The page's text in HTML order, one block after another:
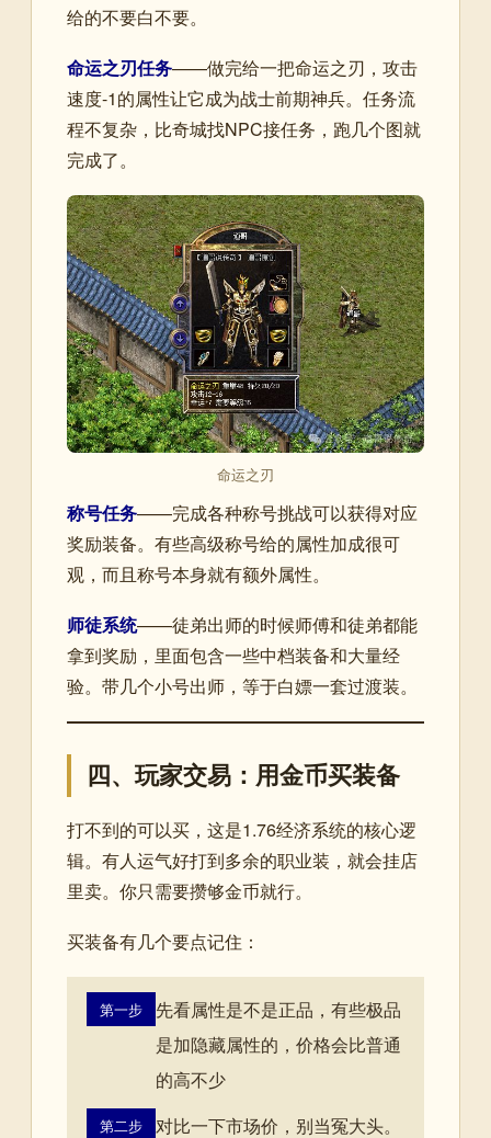
给的不要白不要。
命运之刃任务——做完给一把命运之刃，攻击
速度-1的属性让它成为战士前期神兵。任务流
程不复杂，比奇城找NPC接任务，跑几个图就
完成了。
命运之刃
称号任务——完成各种称号挑战可以获得对应
奖励装备。有些高级称号给的属性加成很可
观，而且称号本身就有额外属性。
师徒系统——徒弟出师的时候师傅和徒弟都能
拿到奖励，里面包含一些中档装备和大量经
验。带几个小号出师，等于白嫖一套过渡装。
四、玩家交易：用金币买装备
打不到的可以买，这是1.76经济系统的核心逻
辑。有人运气好打到多余的职业装，就会挂店
里卖。你只需要攒够金币就行。
买装备有几个要点记住：
第一步
先看属性是不是正品，有些极品
是加隐藏属性的，价格会比普通
的高不少
第二步 对比一下市场价，别当冤大头。